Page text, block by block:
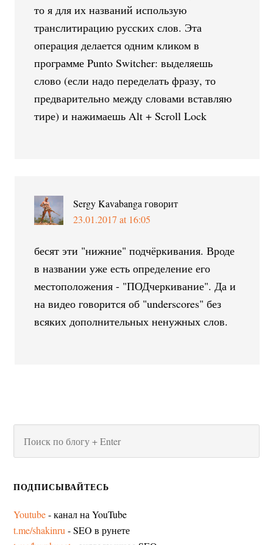
то я для их названий использую
транслитирацию русских слов. Эта
операция делается одним кликом в
программе Punto Switcher: выделяешь
слово (если надо переделать фразу, то
предварительно между словами вставляю
тире) и нажимаешь Alt + Scroll Lock
Sergy Kavabanga говорит
23.01.2017 at 16:05
бесят эти "нижние" подчёркивания. Вроде
в названии уже есть определение его
местоположения - "ПОДчеркивание". Да и
на видео говорится об "underscores" без
всяких дополнительных ненужных слов.
ПОДПИСЫВАЙТЕСЬ
Youtube- канал на YouTube
t.me/shakinru - SEO в рунете